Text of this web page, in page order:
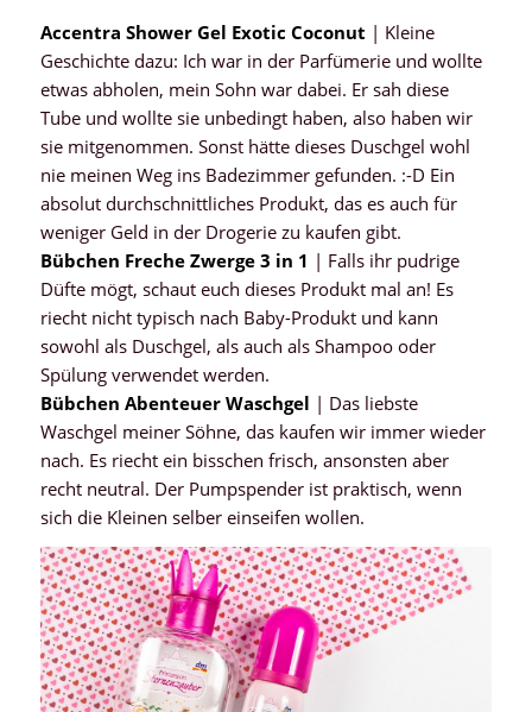
Accentra Shower Gel Exotic Coconut | Kleine
Geschichte dazu: Ich war in der Parfümerie und wollte
etwas abholen, mein Sohn war dabei. Er sah diese
Tube und wollte sie unbedingt haben, also haben wir
sie mitgenommen. Sonst hätte dieses Duschgel wohl
nie meinen Weg ins Badezimmer gefunden. :-D Ein
absolut durchschnittliches Produkt, das es auch für
weniger Geld in der Drogerie zu kaufen gibt.
Bübchen Freche Zwerge 3 in 1 | Falls ihr pudrige
Düfte mögt, schaut euch dieses Produkt mal an! Es
riecht nicht typisch nach Baby-Produkt und kann
sowohl als Duschgel, als auch als Shampoo oder
Spülung verwendet werden.
Bübchen Abenteuer Waschgel | Das liebste
Waschgel meiner Söhne, das kaufen wir immer wieder
nach. Es riecht ein bisschen frisch, ansonsten aber
recht neutral. Der Pumpspender ist praktisch, wenn
sich die Kleinen selber einseifen wollen.